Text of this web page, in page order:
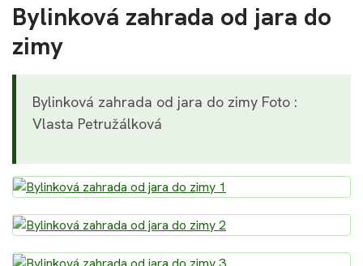
Bylinková zahrada od jara do
zimy
Bylinková zahrada od jara do zimy Foto :
Vlasta Petružálková